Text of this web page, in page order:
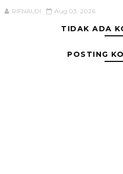
RIFNALDI Aug 03, 2026
TIDAK ADA
POSTING